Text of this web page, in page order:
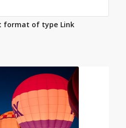
format of type Link